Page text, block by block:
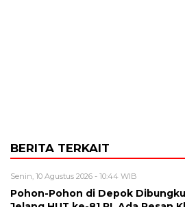
BERITA TERKAIT
Senin, 10 Agustus 2026 - 10:44 WIB
Pohon-Pohon di Depok